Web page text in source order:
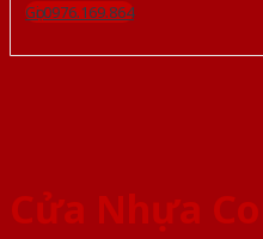
Gọi 0976.169.864
Cửa Nhựa